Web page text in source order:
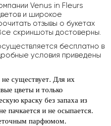
Venus in Fleurs
и широкое
отзывы о букетах
скриншоты достоверны.
бесплатно в
условия приведены
существует. Для их
цветы и только
краску без запаха из
пачкается и не осыпается.
парфюмом.